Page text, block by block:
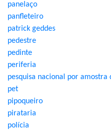
panelaço
panfleteiro
patrick geddes
pedestre
pedinte
periferia
pesquisa nacional por amostra
pet
pipoqueiro
pirataria
polícia